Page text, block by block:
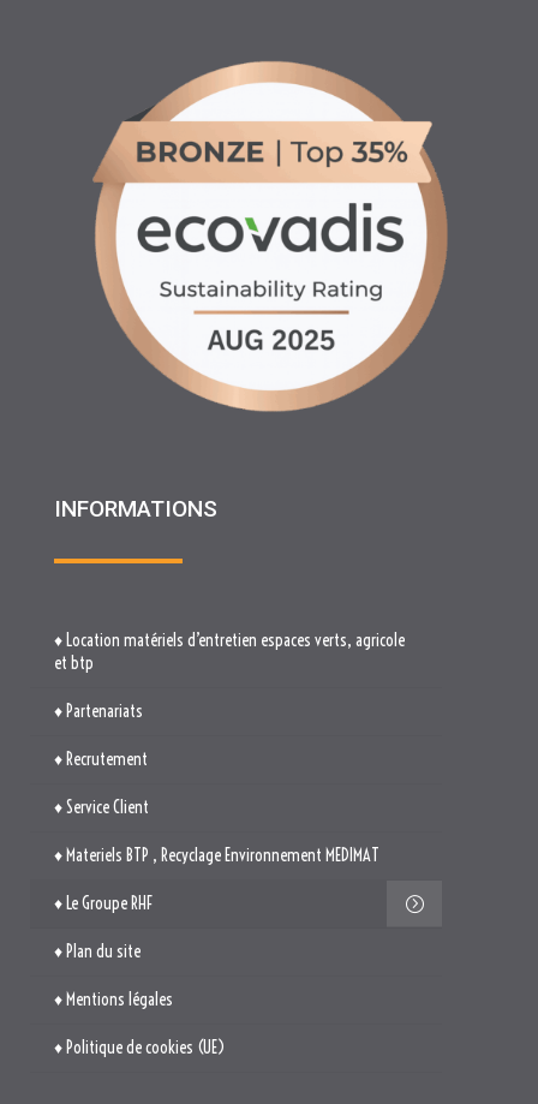
INFORMATIONS
♦ Partenariats
♦ Recrutement
♦ Materiels BTP , Recyclage Environnement MEDIMAT
♦ Le Groupe RHF
♦ Plan du site
♦ Mentions légales
♦ Politique de cookies (UE)
TROUVEZ-NOUS

514. Avenue Jean Monnet